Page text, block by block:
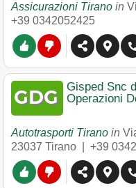
Assicurazioni Tirano in
+39 0342052425
Gisped Snc
Operazioni
Autotrasporti Tirano in
23037 Tirano +39